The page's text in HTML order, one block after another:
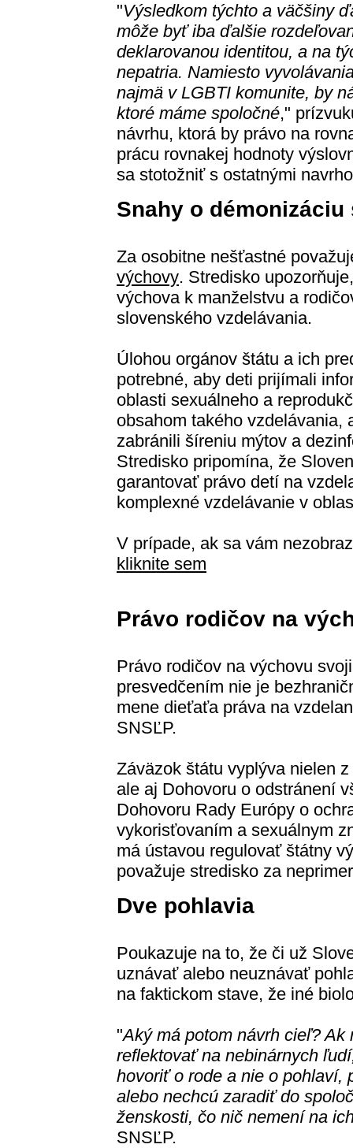
"Výsledkom týchto a väčšiny
môže byť iba ďalšie
deklarovanou identitou, a na
nepatria. Namiesto
najmä v LGBTI komunite, by
ktoré máme spoločné,"
návrhu, ktorá by právo na
prácu rovnakej hodnoty
sa stotožniť s ostatnými
Snahy o
Za osobitne nešťastné
výchovy. Stredisko
výchova k manželstvu a
slovenského vzdelávania.
Úlohou orgánov štátu a ich
potrebné, aby deti prijímali
oblasti sexuálneho a
obsahom takého vzdelávania,
zabránili šíreniu mýtov a
Stredisko pripomína, že
garantovať právo detí na
komplexné vzdelávanie v
V prípade, ak sa vám
kliknite sem
Právo rodičov na
Právo rodičov na výchovu
presvedčením nie je
mene dieťaťa práva na
SNSĽP.
Záväzok štátu vyplýva nielen
ale aj Dohovoru o odstránení
Dohovoru Rady Európy o
vykorisťovaním a sexuálnym
má ústavou regulovať štátny
považuje stredisko za
Dve pohlavia
Poukazuje na to, že či už
uznávať alebo neuznávať
na faktickom stave, že iné
"Aký má potom návrh cieľ?
reflektovať na nebinárnych
hovoriť o rode a nie o pohlaví,
alebo nechcú zaradiť do
ženskosti, čo nič nemení na
SNSĽP.